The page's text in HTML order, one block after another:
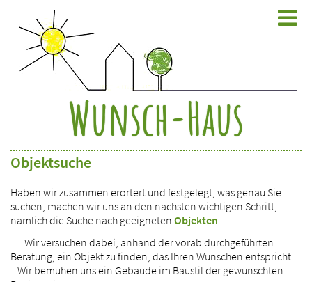
Wunsch-Haus
Objektsuche
Haben wir zusammen erörtert und festgelegt, was genau Sie
suchen, machen wir uns an den nächsten wichtigen Schritt,
nämlich die Suche nach geeigneten Objekten.
Wir versuchen dabei, anhand der vorab durchgeführten
Beratung, ein Objekt zu finden, das Ihren Wünschen entspricht.
Wir bemühen uns ein Gebäude im Baustil der gewünschten